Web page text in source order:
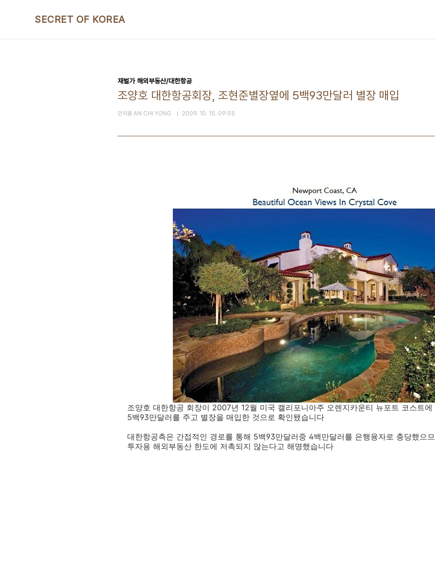
SECRET OF KOREA
재벌가 해외부동산/대한항공
조양호 대한항공회장, 조현준별장옆에 5백93만달러 별장 매입
안치용 AN CHI YONG 2009. 10. 15. 09:55
조양호 대한항공 회장이 2007년 12월 미국 캘리포니아주 오렌지카운티 뉴포트 코스트에
5백93만달러를 주고 별장을 매입한 것으로 확인됐습니다
대한항공측은 간접적인 경로를 통해 5백93만달러중 4백만달러를 은행융자로 충당했으
투자용 해외부동산 한도에 저촉되지 않는다고 해명했습니다